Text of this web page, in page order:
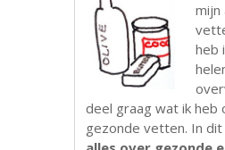
mijn
heb
deel graag wat ik heb
gezonde vetten. In